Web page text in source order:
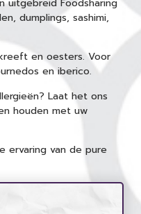
uitgebreid Foodsharing
dumplings, sashimi,
en oesters. Voor
en iberico.
Laat het ons
houden met uw
ervaring van de pure